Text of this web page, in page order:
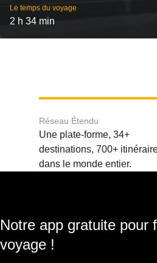
Le temps du voyage
2 h 34 min
Réseau Étendu
Une plate-forme, 34+
destinations, 700+
dans le monde entier.
Notre app gratuite pour
voyage !